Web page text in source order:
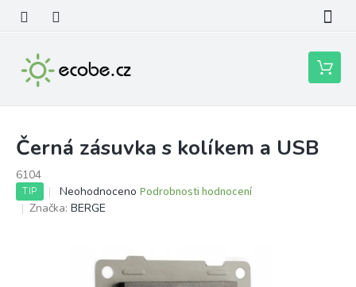
obsah
Nákupní
košík
Černá zásuvka s kolíkem a USB
6104
TIP
Průměrné
hodnocení
Neohodnoceno Podrobnosti hodnocení
Značka: BERGE